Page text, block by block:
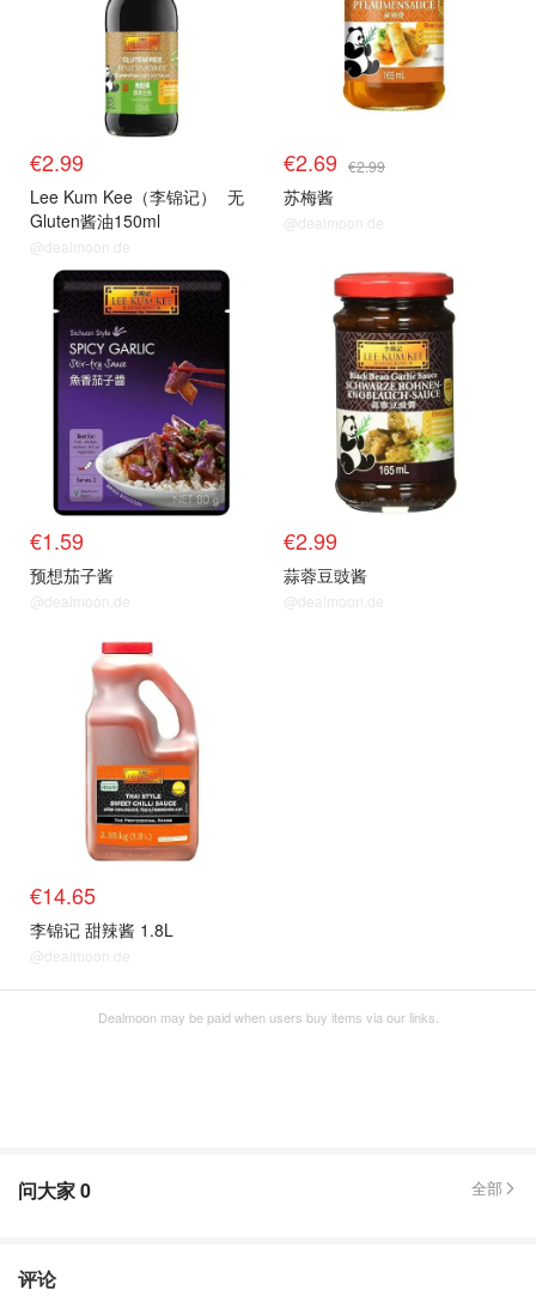
€2.99
Lee Kum Kee（李锦记）
无
Gluten酱油150ml
@dealmoon.de
€2.69 €2.99
苏梅酱
@dealmoon.de
€1.59
预想茄子酱
@dealmoon.de
€2.99
蒜蓉豆豉酱
@dealmoon.de
€14.65
李锦记 甜辣酱 1.8L
@dealmoon.de
Dealmoon may be paid when users buy items via our links.
问大家0 全部
评论